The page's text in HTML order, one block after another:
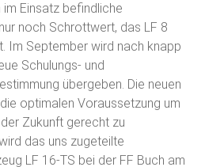
Einsatz befindliche
noch Schrottwert, das LF 8
Im September wird nach knapp
Schulungs- und
übergeben. Die neuen
optimalen Voraussetzung um
Zukunft gerecht zu
das uns zugeteilte
LF 16-TS bei der FF Buch am